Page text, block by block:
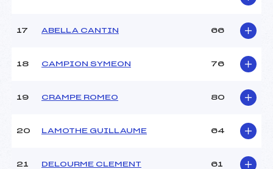
Catégorie :
U16->Mas
17 ABELLA CANTIN 66
18 CAMPION SYMEON 76
19 CRAMPE ROMEO 80
20 LAMOTHE GUILLAUME 64
21 DELOURME CLEMENT 61